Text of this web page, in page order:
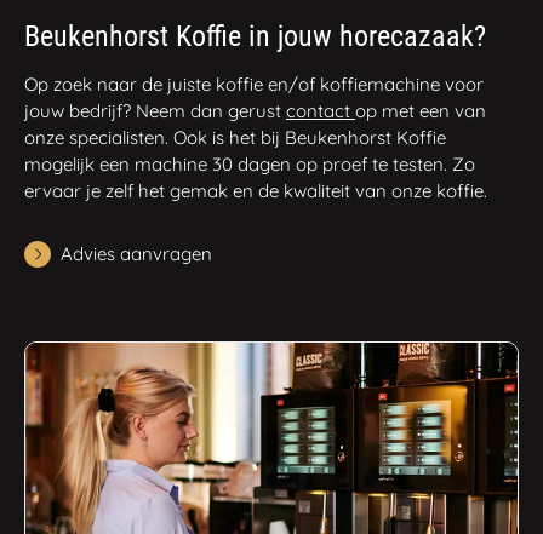
Beukenhorst Koffie in jouw horecazaak?
Op zoek naar de juiste koffie en/of koffiemachine voor
jouw bedrijf? Neem dan gerust contact op met een van
onze specialisten. Ook is het bij Beukenhorst Koffie
mogelijk een machine 30 dagen op proef te testen. Zo
ervaar je zelf het gemak en de kwaliteit van onze koffie.
Advies aanvragen